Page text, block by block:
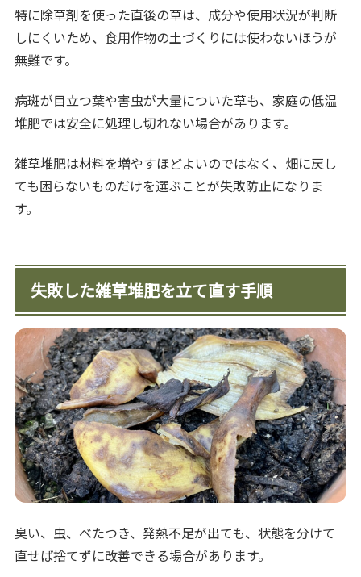
特に除草剤を使った直後の草は、成分や使用状況が判断
しにくいため、食用作物の土づくりには使わないほうが
無難です。
病斑が目立つ葉や害虫が大量についた草も、家庭の低温
堆肥では安全に処理し切れない場合があります。
雑草堆肥は材料を増やすほどよいのではなく、畑に戻し
ても困らないものだけを選ぶことが失敗防止になりま
す。
失敗した雑草堆肥を立て直す手順
臭い、虫、べたつき、発熱不足が出ても、状態を分けて
直せば捨てずに改善できる場合があります。